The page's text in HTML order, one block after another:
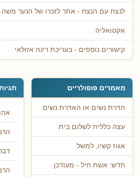
לנצח עם הנצח - אתר לזכרו של הנער משה
אקטואליה
קישורים נוספים - בעריכת רינה אזולאי
מאמרים פופולריים
הדרת נשים או האדרת נשים
עצה כללית לשלום בית
אגוז קשיו, למשל
חדש: אשת חיל - מעודכן